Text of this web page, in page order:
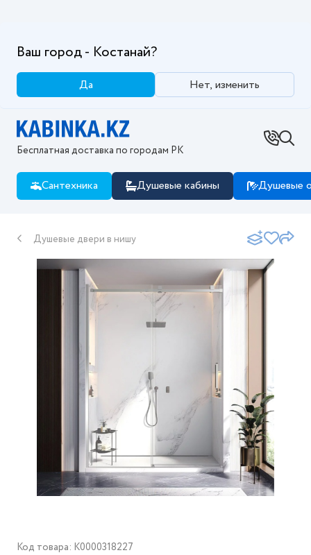
Ваш город - Костанай?
Да Нет, изменить
Бесплатная доставка по городам РК
Сантехника Душевые кабины Душевые
Душевые двери в нишу
Код товара: K0000318227